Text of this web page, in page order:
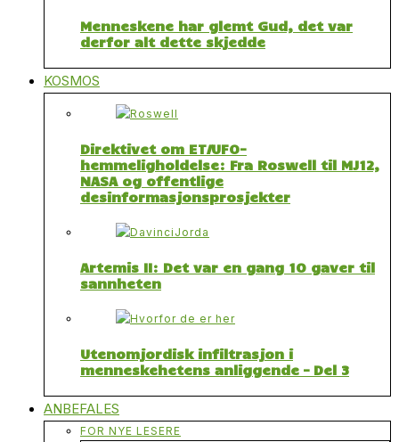
Menneskene har glemt Gud, det var
derfor alt dette skjedde
KOSMOS
Direktivet om ET/UFO-
hemmeligholdelse: Fra Roswell til MJ12,
NASA og offentlige
desinformasjonsprosjekter
Artemis II: Det var en gang 10 gaver til
sannheten
Utenomjordisk infiltrasjon i
menneskehetens anliggende – Del 3
ANBEFALES
FOR NYE LESERE